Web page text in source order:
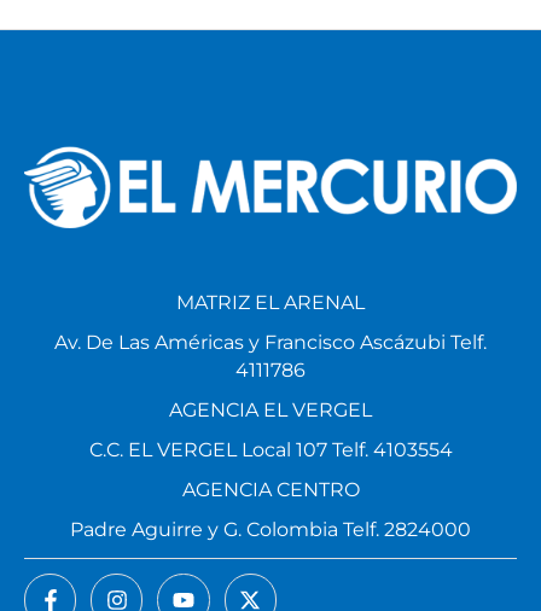
MATRIZ EL ARENAL
Av. De Las Américas y Francisco Ascázubi Telf.
4111786
AGENCIA EL VERGEL
C.C. EL VERGEL Local 107 Telf. 4103554
AGENCIA CENTRO
Padre Aguirre y G. Colombia Telf. 2824000